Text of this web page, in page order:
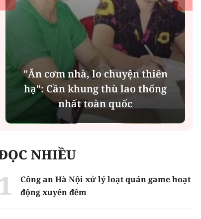
"Ăn cơm nhà, lo chuyện thiên
hạ": Cần khung thù lao thống
nhất toàn quốc
NHIỀU
Công an Hà Nội xử lý loạt quán game hoạt
động xuyên đêm